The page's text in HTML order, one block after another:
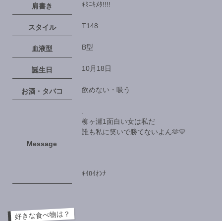
肩書き ｷﾐﾆｷﾒﾀ!!!!
スタイル T148
血液型 B型
誕生日 10月18日
お酒・タバコ 飲めない・吸う
Message
柳ヶ瀬1面白い女は私だ
誰も私に笑いで勝てないよん🫶💛
ｷｲﾛｲｵﾝﾅ
好きな食べ物は？